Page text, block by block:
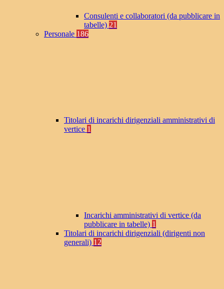
Consulenti e collaboratori (da pubblicare in
tabelle) 21
Personale 186
Titolari di incarichi dirigenziali amministrativi di
vertice 1
Incarichi amministrativi di vertice (da
pubblicare in tabelle) 1
Titolari di incarichi dirigenziali (dirigenti non
generali) 12